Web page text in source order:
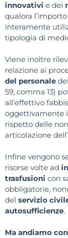
innovativi e dei
qualora
interamente
tipologia di
Viene inoltre
relazione ai
del personale
59, comma 13)
all’effettivo
oggettivamente
rispetto delle
articolazione
Infine vengono
risorse volte ad
trasfusioni con
obbligatorie,
del servizio
autosufficienze.
Ma andiamo